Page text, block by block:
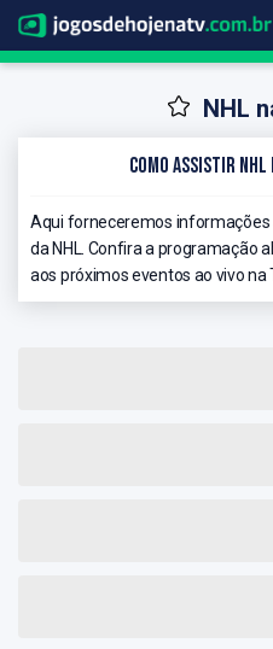
NHL
Como Assistir
Aqui forneceremos
da NHL. Confira a programação
aos próximos eventos ao vivo na